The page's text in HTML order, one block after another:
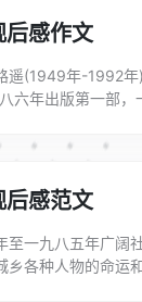
后感作文
遥(1949年-1992
六年出版第一部，
后感范文
至一九八五年广阔
乡各种人物的命运